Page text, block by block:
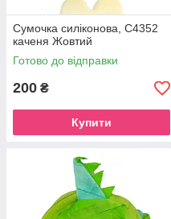
Сумочка силіконова, C4352
каченя Жовтий
Готово до відправки
200 ₴
Купити